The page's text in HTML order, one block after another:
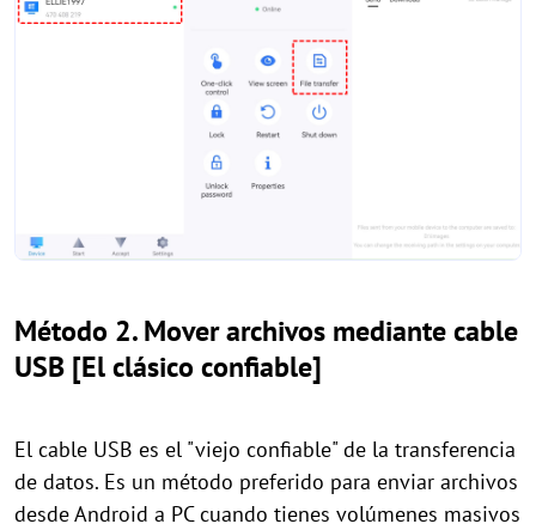
Método 2. Mover archivos mediante cable
USB [El clásico confiable]
El cable USB es el "viejo confiable" de la transferencia
de datos. Es un método preferido para enviar archivos
desde Android a PC cuando tienes volúmenes masivos